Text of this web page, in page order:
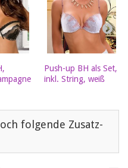
Push-up BH als Set,
inkl. String, weiß
folgende Zusatz-